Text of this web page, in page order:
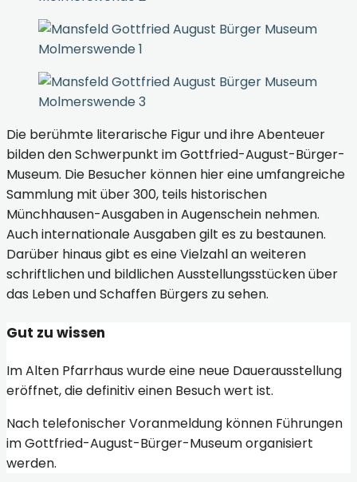
Die berühmte literarische Figur und ihre Abenteuer
bilden den Schwerpunkt im Gottfried-August-Bürger-
Museum. Die Besucher können hier eine umfangreiche
Sammlung mit über 300, teils historischen
Münchhausen-Ausgaben in Augenschein nehmen.
Auch internationale Ausgaben gilt es zu bestaunen.
Darüber hinaus gibt es eine Vielzahl an weiteren
schriftlichen und bildlichen Ausstellungsstücken über
das Leben und Schaffen Bürgers zu sehen.
Gut zu wissen
Im Alten Pfarrhaus wurde eine neue Dauerausstellung
eröffnet, die definitiv einen Besuch wert ist.
Nach telefonischer Voranmeldung können Führungen
im Gottfried-August-Bürger-Museum organisiert
werden.